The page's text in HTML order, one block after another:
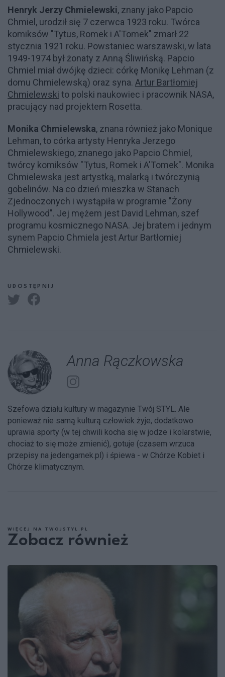
Henryk Jerzy Chmielewski, znany jako Papcio
Chmiel, urodził się 7 czerwca 1923 roku. Twórca
komiksów "Tytus, Romek i A'Tomek" zmarł 22
stycznia 1921 roku. Powstaniec warszawski, w lata
1949-1974 był żonaty z Anną Śliwińską. Papcio
Chmiel miał dwójkę dzieci: córkę Monikę Lehman (z
domu Chmielewską) oraz syna. Artur Bartłomiej
Chmielewski to polski naukowiec i pracownik NASA,
pracujący nad projektem Rosetta.
Monika Chmielewska, znana również jako Monique
Lehman, to córka artysty Henryka Jerzego
Chmielewskiego, znanego jako Papcio Chmiel,
twórcy komiksów "Tytus, Romek i A'Tomek". Monika
Chmielewska jest artystką, malarką i twórczynią
gobelinów. Na co dzień mieszka w Stanach
Zjednoczonych i wystąpiła w programie "Żony
Hollywood". Jej mężem jest David Lehman, szef
programu kosmicznego NASA. Jej bratem i jednym
synem Papcio Chmiela jest Artur Bartłomiej
Chmielewski.
UDOSTĘPNIJ
Anna Rączkowska
Szefowa działu kultury w magazynie Twój STYL. Ale
ponieważ nie samą kulturą człowiek żyje, dodatkowo
uprawia sporty (w tej chwili kocha się w jodze i kolarstwie,
chociaż to się może zmienić), gotuje (czasem wrzuca
przepisy na jedengarnek.pl) i śpiewa - w Chórze Kobiet i
Chórze klimatycznym.
WIĘCEJ NA TWOJSTYL.PL
Zobacz również